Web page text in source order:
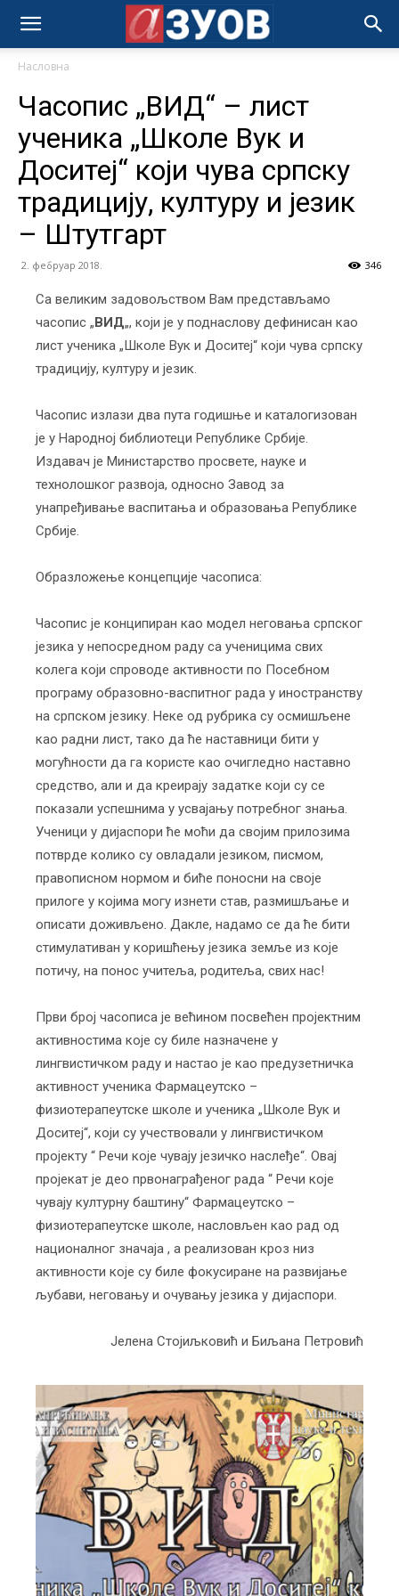
Насловна
Часопис „ВИД“ – лист
ученика „Школе Вук и
Доситеј“ који чува српску
традицију, културу и језик
– Штутгарт
2. фебруар 2018. 346
Са великим задовољством Вам представљамо
часопис „ВИД„, који је у поднаслову дефинисан као
лист ученика „Школе Вук и Доситеј“ који чува српску
традицију, културу и језик.
Часопис излази два пута годишње и каталогизован
је у Народној библиотеци Републике Србије.
Издавач је Министарство просвете, науке и
технолошког развоја, односно Завод за
унапређивање васпитања и образовања Републике
Србије.
Образложење концепције часописа:
Часопис је конципиран као модел неговања српског
језика у непосредном раду са ученицима свих
колега који спроводе активности по Посебном
програму образовно-васпитног рада у иностранству
на српском језику. Неке од рубрика су осмишљене
као радни лист, тако да ће наставници бити у
могућности да га користе као очигледно наставно
средство, али и да креирају задатке који су се
показали успешнима у усвајању потребног знања.
Ученици у дијаспори ће моћи да својим прилозима
потврде колико су овладали језиком, писмом,
правописном нормом и биће поносни на своје
прилоге у којима могу изнети став, размишљање и
описати доживљено. Дакле, надамо се да ће бити
стимулативан у коришћењу језика земље из које
потичу, на понос учитеља, родитеља, свих нас!
Први број часописа је већином посвећен пројектним
активностима које су биле назначене у
лингвистичком раду и настао је као предузетничка
активност ученика Фармацеутско –
физиотерапеутске школе и ученика „Школе Вук и
Доситеј“, који су учествовали у лингвистичком
пројекту “ Речи које чувају језичко наслеђе“. Овај
пројекат је део првонаграђеног рада “ Речи које
чувају културну баштину“ Фармацеутско –
физиотерапеутске школе, насловљен као рад од
националног значаја , а реализован кроз низ
активности које су биле фокусиране на развијање
љубави, неговању и очувању језика у дијаспори.
Јелена Стојиљковић и Биљана Петровић